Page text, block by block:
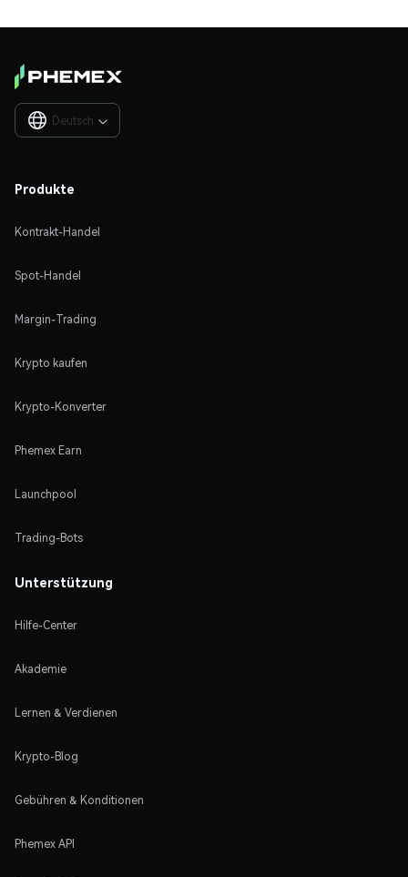
Deutsch 
Produkte
Kontrakt-Handel
Spot-Handel
Margin-Trading
Krypto kaufen
Krypto-Konverter
Phemex Earn
Launchpool
Trading-Bots
Unterstützung
Hilfe-Center
Akademie
Lernen & Verdienen
Krypto-Blog
Gebühren & Konditionen
Phemex API